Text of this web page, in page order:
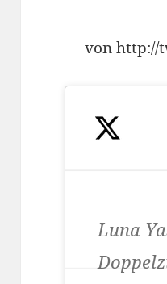
von http://
Luna